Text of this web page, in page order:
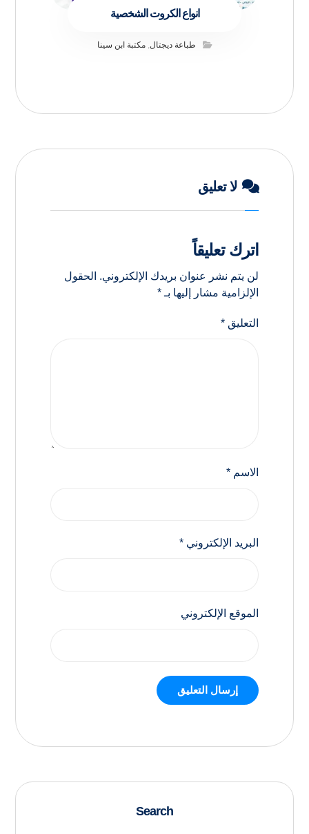
انواع الكروت الشخصية
طباعة ديجتال ,مكتبة ابن سينا
لا تعليق
اترك تعليقاً
لن يتم نشر عنوان بريدك الإلكتروني. الحقول
الإلزامية مشار إليها بـ*
التعليق*
الاسم*
البريد الإلكتروني*
الموقع الإلكتروني
إرسال التعليق
Search